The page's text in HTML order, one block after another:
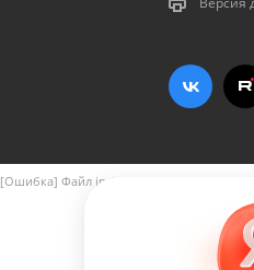
[Ошибка] Файл include/